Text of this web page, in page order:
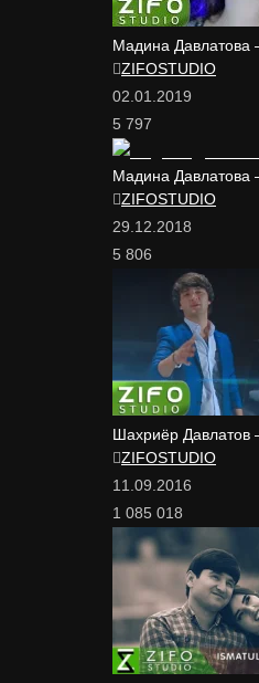
Мадина Давлатова
ZIFOSTUDIO
02.01.2019
5 797
Мадина Давлатова
ZIFOSTUDIO
29.12.2018
5 806
Шахриёр Давлатов
ZIFOSTUDIO
11.09.2016
1 085 018